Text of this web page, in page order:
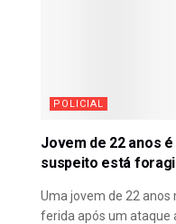
POLICIAL
Jovem de 22 anos
suspeito está
Uma jovem de 22 anos
ferida após um ataque